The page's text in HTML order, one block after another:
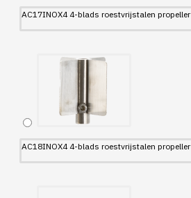
AC17INOX4 4-blads roestvrijstalen propeller
AC18INOX4 4-blads roestvrijstalen propeller